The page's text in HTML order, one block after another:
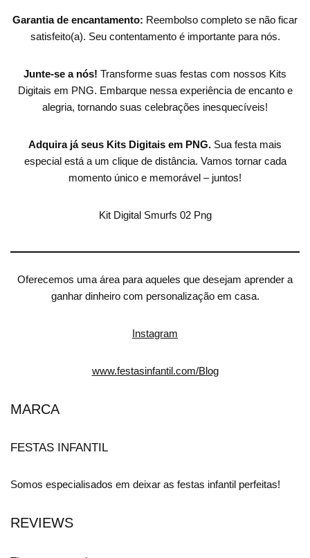
Garantia de encantamento: Reembolso completo se não ficar
satisfeito(a). Seu contentamento é importante para nós.
Junte-se a nós! Transforme suas festas com nossos Kits
Digitais em PNG. Embarque nessa experiência de encanto e
alegria, tornando suas celebrações inesquecíveis!
Adquira já seus Kits Digitais em PNG. Sua festa mais
especial está a um clique de distância. Vamos tornar cada
momento único e memorável – juntos!
Kit Digital Smurfs 02 Png
Oferecemos uma área para aqueles que desejam aprender a
ganhar dinheiro com personalização em casa.
Instagram
www.festasinfantil.com/Blog
MARCA
FESTAS INFANTIL
Somos especialisados em deixar as festas infantil perfeitas!
REVIEWS